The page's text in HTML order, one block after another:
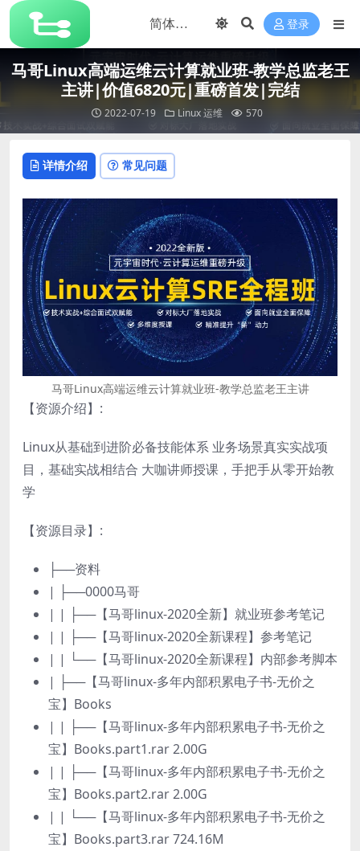
登录
马哥Linux高端运维云计算就业班-教学总监老王
主讲|价值6820元|重磅首发|完结
2022-07-19 Linux 运维 570
详情介绍 常见问题
马哥Linux高端运维云计算就业班-教学总监老王主讲
【资源介绍】 :
Linux从基础到进阶必备技能体系 业务场景真实实战项
目，基础实战相结合 大咖讲师授课，手把手从零开始教
学
【资源目录】 :
├──资料
| ├──0000马哥
| | ├──【马哥linux-2020全新】就业班参考笔记
| | ├──【马哥linux-2020全新课程】参考笔记
| | └──【马哥linux-2020全新课程】内部参考脚本
| ├──【马哥linux-多年内部积累电子书-无价之
宝】Books
| | ├──【马哥linux-多年内部积累电子书-无价之
宝】Books.part1.rar 2.00G
| | ├──【马哥linux-多年内部积累电子书-无价之
宝】Books.part2.rar 2.00G
| | └──【马哥linux-多年内部积累电子书-无价之
宝】Books.part3.rar 724.16M